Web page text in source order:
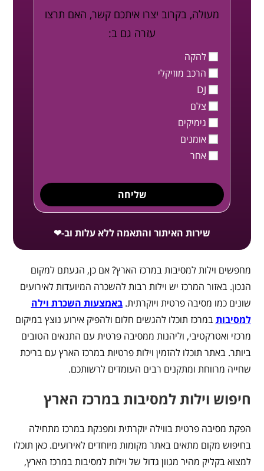
מעולה, בקרוב יצרו איתכם קשר, האם תרצו
עזרה גם ב:
להקה
הרכב מוזיקלי
DJ
צלם
גימיקים
אומנים
אחר
שליחה
שירות האיתור והתאמה ללא עלות וב-❤
מחפשים וילות למסיבות במרכז הארץ? אם כן, הגעתם למקום
הנכון. באזור המרכז יש וילות רבות להשכרה המיועדות לאירועים
שונים כמו מסיבה פרטית ויוקרתית.באמצעות השכרת וילה
למסיבותבמרכז תוכלו להגשים חלום ולהפיק אירוע נוצץ במיקום
מרכזי ואטרקטיבי, וליהנות ממסיבה פרטית עם התנאים הטובים
ביותר. באתר תוכלו להזמין וילות פרטיות במרכז הארץ עם בריכת
שחייה מרווחת ומתקנים רבים העומדים לרשותכם.
חיפוש וילות למסיבות במרכז הארץ
הפקת מסיבה פרטית בווילה יוקרתית ומפנקת במרכז מתחילה
בחיפוש מקום מתאים באתר מקומות מיוחדים לאירועים. כאן תוכלו
למצוא בקליק מהיר מגוון גדול של וילות למסיבות במרכז הארץ,